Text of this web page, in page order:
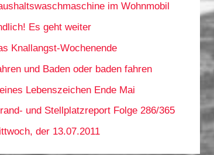
im Wohnmobil
Es geht weiter
Knallangst-Wochenende
und Baden oder baden fahren
Lebenszeichen Ende Mai
und Stellplatzreport Folge 286/365
der 13.07.2011